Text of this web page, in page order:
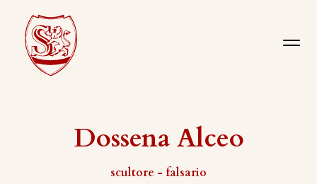
Dossena Alceo
scultore - falsario